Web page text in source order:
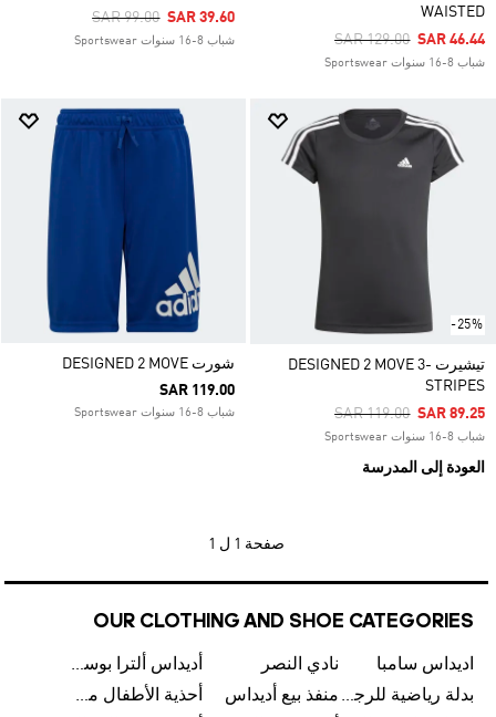
WAISTED
Price Reduced From
SAR 129.00ToSAR 46.44
شباب 8-16 سنوات Sportswear
Price Reduced From
SAR 99.00ToSAR 39.60
شباب 8-16 سنوات Sportswear
-25%
تيشيرت DESIGNED 2 MOVE 3-
STRIPES
Price Reduced From
SAR 119.00ToSAR 89.25
شباب 8-16 سنوات Sportswear
العودة إلى المدرسة
شورت DESIGNED 2 MOVE
SAR 119.00
شباب 8-16 سنوات Sportswear
صفحة 1 ل 1
OUR CLOTHING AND SHOE CATEGORIES
اديداس سامبا نادي النصر
أديداس ألترا بوست
بدلة رياضية للرجال من أديداس منفذ بيع أديداس
أحذية الأطفال من أديداس